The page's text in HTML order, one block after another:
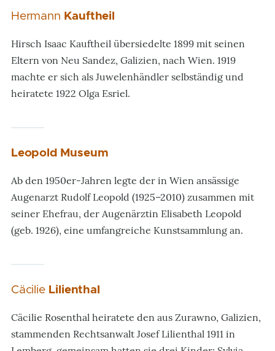
Hermann Kauftheil
Hirsch Isaac Kauftheil übersiedelte 1899 mit seinen
Eltern von Neu Sandez, Galizien, nach Wien. 1919
machte er sich als Juwelenhändler selbständig und
heiratete 1922 Olga Esriel.
Leopold Museum
Ab den 1950er-Jahren legte der in Wien ansässige
Augenarzt Rudolf Leopold (1925–2010) zusammen mit
seiner Ehefrau, der Augenärztin Elisabeth Leopold
(geb. 1926), eine umfangreiche Kunstsammlung an.
Cäcilie Lilienthal
Cäcilie Rosenthal heiratete den aus Zurawno, Galizien,
stammenden Rechtsanwalt Josef Lilienthal 1911 in